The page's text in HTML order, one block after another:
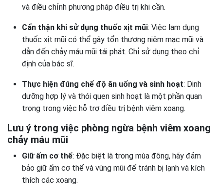
và điều chỉnh phương pháp điều trị khi cần.
Cẩn thận khi sử dụng thuốc xịt mũi: Việc lạm dụng
thuốc xịt mũi có thể gây tổn thương niêm mạc mũi và
dẫn đến chảy máu mũi tái phát. Chỉ sử dụng theo chỉ
định của bác sĩ.
Thực hiện đúng chế độ ăn uống và sinh hoạt: Dinh
dưỡng hợp lý và thói quen sinh hoạt là một phần quan
trọng trong việc hỗ trợ điều trị bệnh viêm xoang.
Lưu ý trong việc phòng ngừa bệnh viêm xoang
chảy máu mũi
Giữ ấm cơ thể: Đặc biệt là trong mùa đông, hãy đảm
bảo giữ ấm cơ thể và vùng mũi để tránh bị lạnh và kích
thích các xoang.